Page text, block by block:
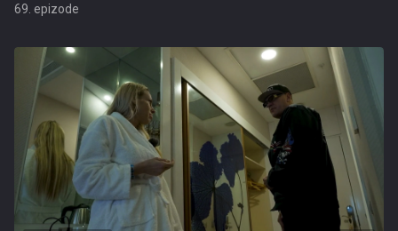
69. epizode